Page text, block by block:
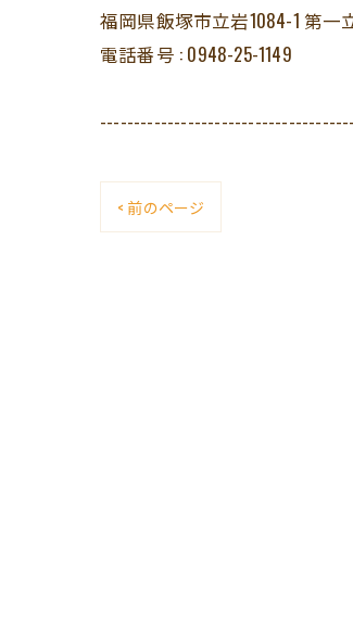
福岡県飯塚市立岩1084-1 第一
電話番号 : 0948-25-1149
< 前のページ